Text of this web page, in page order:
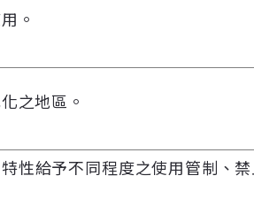
。
之地區。
性給予不同程度之使用管制、禁